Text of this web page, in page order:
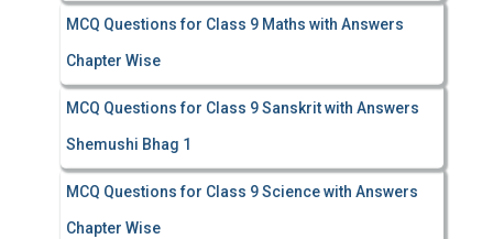
MCQ Questions for Class 9 Maths with Answers
Chapter Wise
MCQ Questions for Class 9 Sanskrit with Answers
Shemushi Bhag 1
MCQ Questions for Class 9 Science with Answers
Chapter Wise